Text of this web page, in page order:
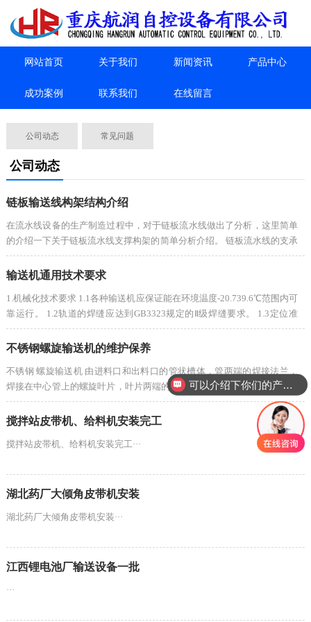
网站首页 关于我们 新闻资讯 产品中心
成功案例 联系我们 在线留言
公司动态 常见问题
公司动态
链板输送线构架结构介绍
在流水线设备的生产制造过程中，对于链板流水线做出了分析，这里简单
的介绍一下关于链板流水线支撑构架的简单分析介绍。 链板流水线的支承
构架结构分析如下： 链板流水线的支···
输送机通用技术要求
1.机械化技术要求 1.1各种输送机应保证能在环境温度-20.739.6℃范围内可
靠运行。 1.2轨道的焊缝应达到GB3323规定的Ⅱ级焊缝要求。 1.3定位准
确，在重要工位的重复定位精度为2mm。 1.4所有···
不锈钢螺旋输送机的维护保养
不锈钢 螺旋输送机 由进料口和出料口的管状槽体，管两端的焊接法兰，
焊接在中心管上的螺旋叶片，叶片两端的联轴衬套，带有自调整轴密封单
元的两个端部轴承组件，个数由螺旋输···
搅拌站皮带机、给料机安装完工
搅拌站皮带机、给料机安装完工···
湖北药厂大倾角皮带机安装
湖北药厂大倾角皮带机安装···
江西锂电池厂输送设备一批
···
可以介绍下你们的产品么